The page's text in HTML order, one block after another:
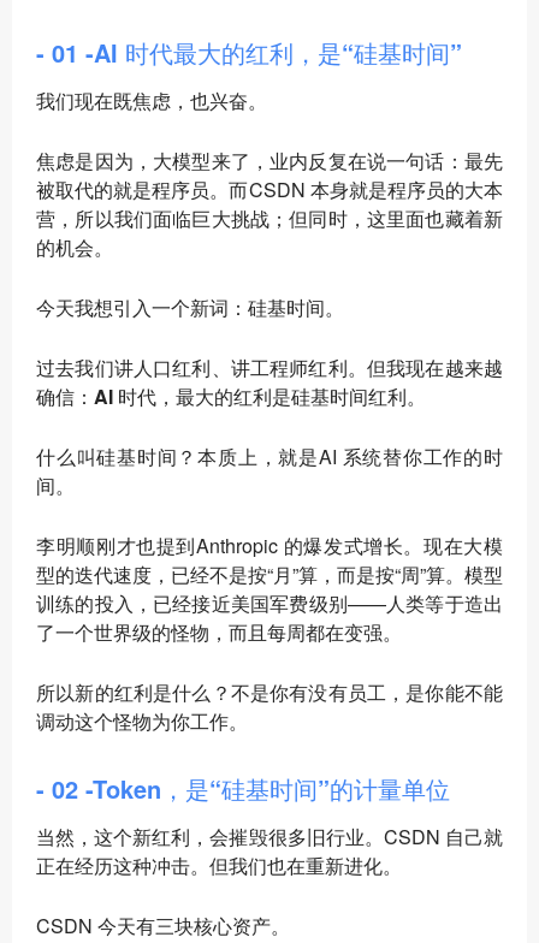
- 01 -AI 时代最大的红利，是“硅基时间”
我们现在既焦虑，也兴奋。
焦虑是因为，大模型来了，业内反复在说一句话：最先
被取代的就是程序员。而CSDN 本身就是程序员的大本
营，所以我们面临巨大挑战；但同时，这里面也藏着新
的机会。
今天我想引入一个新词： 硅基时间。
过去我们讲人口红利、讲工程师红利。但我现在越来越
确信： AI 时代，最大的红利是硅基时间红利。
什么叫硅基时间？本质上，就是AI 系统替你工作的时
间。
李明顺刚才也提到Anthropic 的爆发式增长。现在大模
型的迭代速度，已经不是按“月”算，而是按“周”算。模型
训练的投入，已经接近美国军费级别——人类等于造出
了一个世界级的怪物，而且每周都在变强。
所以新的红利是什么？不是你有没有员工，是你能不能
调动这个怪物为你工作。
- 02 -Token，是“硅基时间”的计量单位
当然，这个新红利，会摧毁很多旧行业。CSDN 自己就
正在经历这种冲击。但我们也在重新进化。
CSDN 今天有三块核心资产。